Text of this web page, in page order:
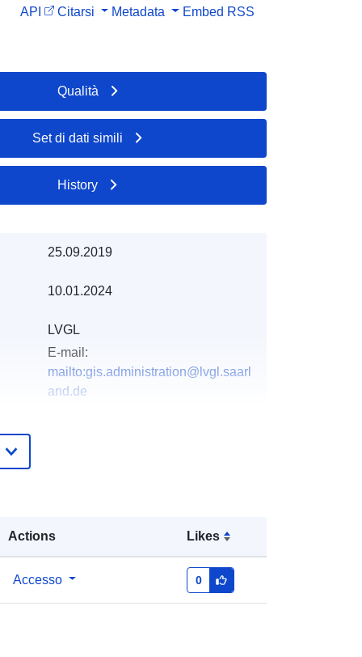
API Citarsi Metadata Embed RSS
Actions Likes
Accesso 0
Qualità
Set di dati simili
History
25.09.2019
10.01.2024
LVGL
E-mail:
mailto:gis.administration@lvgl.saarl
and.de
Coordinate:
6.72443, 49.3258 ], [ 6.72443,
49.325 ], [ 6.72323, 49.325 ], [